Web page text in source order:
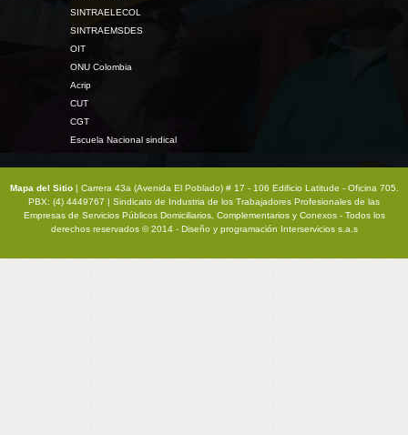
SINTRAELECOL
SINTRAEMSDES
OIT
ONU Colombia
Acrip
CUT
CGT
Escuela Nacional sindical
Mapa del Sitio | Carrera 43a (Avenida El Poblado) # 17 - 106 Edificio Latitude - Oficina 705.
PBX: (4) 4449767 | Sindicato de Industria de los Trabajadores Profesionales de las
Empresas de Servicios Públicos Domiciliarios, Complementarios y Conexos - Todos los
derechos reservados © 2014 - Diseño y programación Interservicios s.a.s